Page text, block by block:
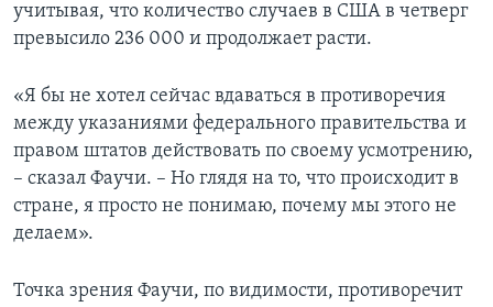
учитывая, что количество случаев в США в четверг
превысило 236 000 и продолжает расти.
«Я бы не хотел сейчас вдаваться в противоречия
между указаниями федерального правительства и
правом штатов действовать по своему усмотрению,
– сказал Фаучи. – Но глядя на то, что происходит в
стране, я просто не понимаю, почему мы этого не
делаем».
Точка зрения Фаучи, по видимости, противоречит